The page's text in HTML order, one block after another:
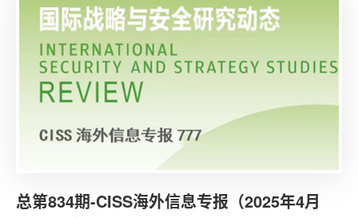
倾向俄方需求，引发基辅疑虑。
总第834期-CISS海外信息专报（2025年4月